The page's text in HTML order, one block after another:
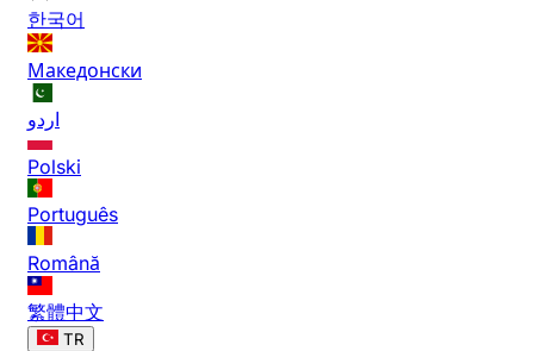
한국어
Македонски
اردو
Polski
Português
Română
繁體中文
TR